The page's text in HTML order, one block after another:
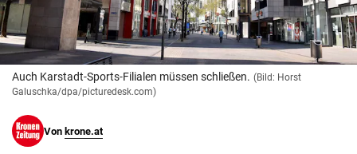
© Krone Multimedia GmbH & Co KG 2026
Muthgasse 2, 1190 Wien
Auch Karstadt-Sports-Filialen müssen schließen. (Bild: Horst
Galuschka/dpa/picturedesk.com)
Von krone.at